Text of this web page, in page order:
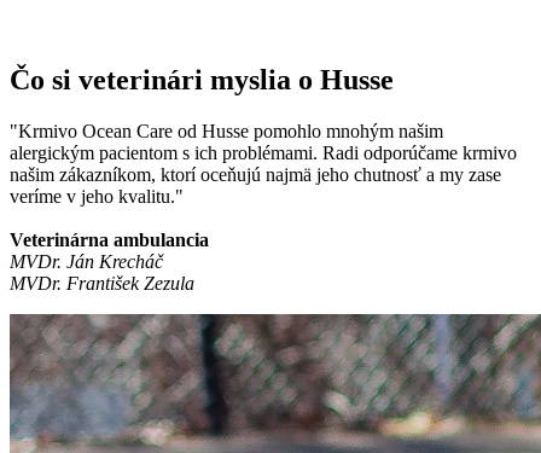
Čo si veterinári myslia o Husse
"Krmivo Ocean Care od Husse pomohlo mnohým našim
alergickým pacientom s ich problémami. Radi odporúčame krmivo
našim zákazníkom, ktorí oceňujú najmä jeho chutnosť a my zase
veríme v jeho kvalitu."
Veterinárna ambulancia
MVDr. Ján Krecháč
MVDr. František Zezula